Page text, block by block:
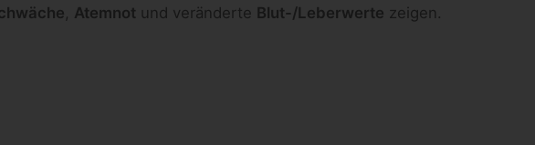
Atemnot und veränderte Blut-/Leberwerte zeigen.